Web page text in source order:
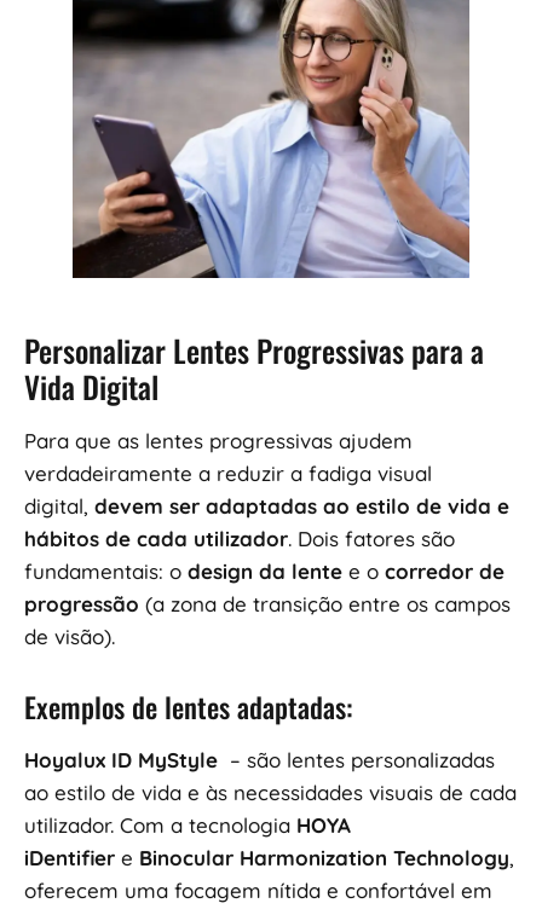
Personalizar Lentes Progressivas para a
Vida Digital
Para que as lentes progressivas ajudem
verdadeiramente a reduzir a fadiga visual
digital, devem ser adaptadas ao estilo de vida e
hábitos de cada utilizador. Dois fatores são
fundamentais: o design da lente e o corredor de
progressão (a zona de transição entre os campos
de visão).
Exemplos de lentes adaptadas:
Hoyalux ID MyStyle – são lentes personalizadas
ao estilo de vida e às necessidades visuais de cada
utilizador. Com a tecnologia HOYA
iDentifier e Binocular Harmonization Technology,
oferecem uma focagem nítida e confortável em